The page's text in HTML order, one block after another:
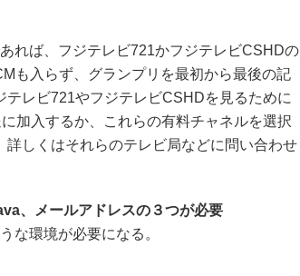
れば、フジテレビ721かフジテレビCSHDの
も入らず、グランプリを最初から最後の記
レビ721やフジテレビCSHDを見るために
加入するか、これらの有料チャネルを選択
しくはそれらのテレビ局などに問い合わせ
、メールアドレスの３つが必要
な環境が必要になる。